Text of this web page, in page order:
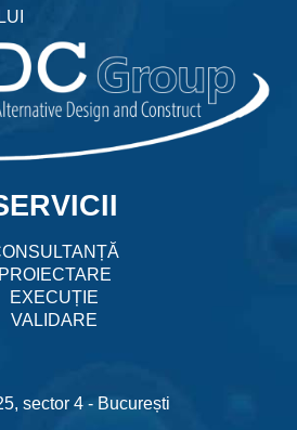
PROIECTARE
EXECUȚIE
VALIDARE
sector 4 - București